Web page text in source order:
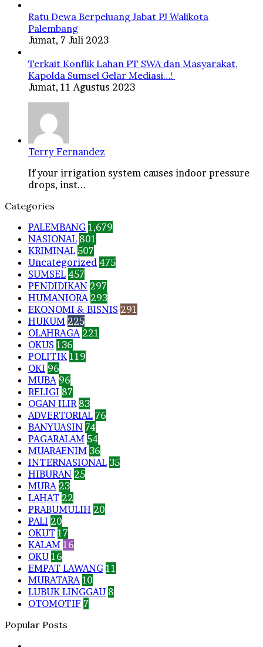
Ratu Dewa Berpeluang Jabat PJ Walikota
Palembang
Jumat, 7 Juli 2023
Terkait Konflik Lahan PT SWA dan Masyarakat,
Kapolda Sumsel Gelar Mediasi…!
Jumat, 11 Agustus 2023
Terry Fernandez
If your irrigation system causes indoor pressure
drops, inst...
Categories
PALEMBANG 1,679
NASIONAL 801
KRIMINAL 507
Uncategorized 475
SUMSEL 457
PENDIDIKAN 297
HUMANIORA 293
EKONOMI & BISNIS 291
HUKUM 225
OLAHRAGA 221
OKUS 136
POLITIK 119
OKI 96
MUBA 96
RELIGI 87
OGAN ILIR 83
ADVERTORIAL 76
BANYUASIN 74
PAGARALAM 54
MUARAENIM 36
INTERNASIONAL 35
HIBURAN 25
MURA 23
LAHAT 22
PRABUMULIH 20
PALI 20
OKUT 17
KALAM 16
OKU 16
EMPAT LAWANG 11
MURATARA 10
LUBUK LINGGAU 8
OTOMOTIF 7
Popular Posts